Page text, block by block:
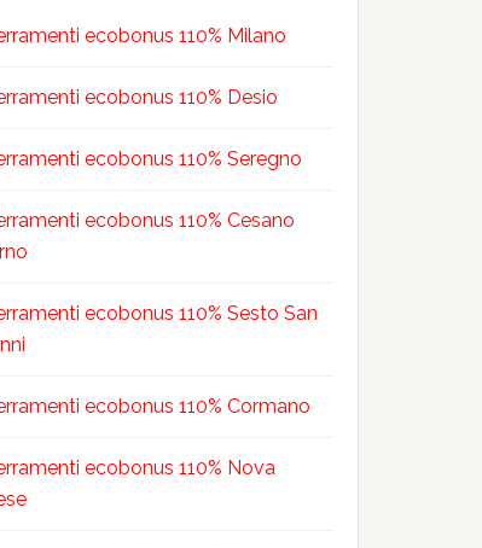
ecobonus 110% Milano
ecobonus 110% Desio
ecobonus 110% Seregno
ecobonus 110% Cesano
ecobonus 110% Sesto San
ecobonus 110% Cormano
ecobonus 110% Nova